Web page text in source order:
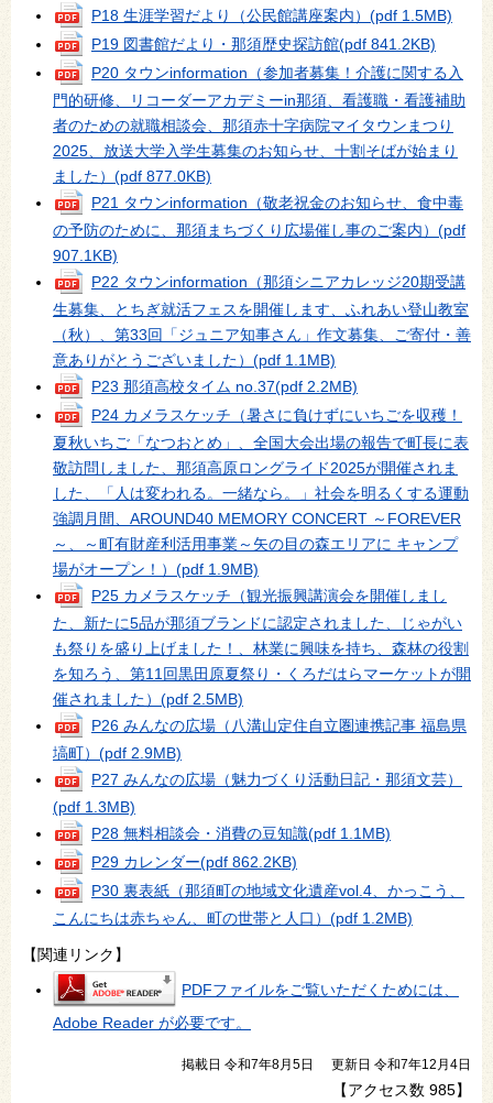
P18 生涯学習だより（公民館講座案内） (pdf 1.5MB)
P19 図書館だより・那須歴史探訪館(pdf 841.2KB)
P20 タウンinformation（参加者募集！介護に関する入
門的研修、リコーダーアカデミーin那須、看護職・看護補助
者のための就職相談会、那須赤十字病院マイタウンまつり
2025、放送大学入学生募集のお知らせ、十割そばが始まり
ました） (pdf 877.0KB)
P21 タウンinformation（敬老祝金のお知らせ、食中毒
の予防のために、那須まちづくり広場催し事のご案内） (pdf
907.1KB)
P22 タウンinformation（那須シニアカレッジ20期受講
生募集、とちぎ就活フェスを開催します、ふれあい登山教室
（秋）、第33回「ジュニア知事さん」作文募集、ご寄付・善
意ありがとうございました） (pdf 1.1MB)
P23 那須高校タイム no.37(pdf 2.2MB)
P24 カメラスケッチ（暑さに負けずにいちごを収穫！
夏秋いちご「なつおとめ」、全国大会出場の報告で町長に表
敬訪問しました、那須高原ロングライド2025が開催されま
した、「人は変われる。一緒なら。」社会を明るくする運動
強調月間、AROUND40 MEMORY CONCERT ～FOREVER
～、～町有財産利活用事業～矢の目の森エリアに キャンプ
場がオープン！） (pdf 1.9MB)
P25 カメラスケッチ（観光振興講演会を開催しまし
た、新たに5品が那須ブランドに認定されました、じゃがい
も祭りを盛り上げました！、林業に興味を持ち、森林の役割
を知ろう、第11回黒田原夏祭り・くろだはらマーケットが開
催されました） (pdf 2.5MB)
P26 みんなの広場（八溝山定住自立圏連携記事 福島県
塙町） (pdf 2.9MB)
P27 みんなの広場（魅力づくり活動日記・那須文芸）
(pdf 1.3MB)
P28 無料相談会・消費の豆知識(pdf 1.1MB)
P29 カレンダー(pdf 862.2KB)
P30 裏表紙（那須町の地域文化遺産vol.4、かっこう、
こんにちは赤ちゃん、町の世帯と人口） (pdf 1.2MB)
【関連リンク】
PDFファイルをご覧いただくためには、
Adobe Reader が必要です。
掲載日 令和7年8月5日 更新日 令和7年12月4日
【アクセス数 985】